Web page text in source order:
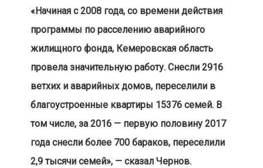
«Начиная с 2008 года, со времени действия
программы по расселению аварийного
жилищного фонда, Кемеровская область
провела значительную работу. Снесли 2916
ветхих и аварийных домов, переселили в
благоустроенные квартиры 15376 семей. В
том числе, за 2016 — первую половину 2017
года снесли более 700 бараков, переселили
2,9 тысячи семей», — сказал Чернов.